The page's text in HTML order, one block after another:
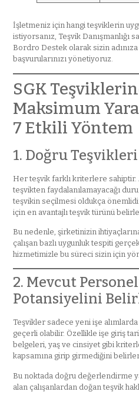
İşletmeniz için hangi teşviklerin
istiyorsanız, Teşvik Danışmanlığı
Bordro Destek olarak sizin
başvurularınızı yönetiyoruz.
SGK
Maksimum
7 Etkili Yöntem
1. Doğru
Her teşvik farklı kriterlere sahiptir.
teşvikten faydalanılamayacağı
teşvikin seçilmesi oldukça
için en avantajlı teşvik türünü
Bu nedenle, şirketinizin
çalışan bazlı uygunluk tespiti
hizmetimizle bu süreci sizin için
2. Mevcut
Potansiyelini
Teşvikler sadece yeni işe
geçerli olabilir. Özellikle işe giriş
belgeleri, yaş ve cinsiyet gibi
kapsamına girip girmediğini
Bu noktada doğru değerlendirme
alan çalışanlardan doğan teşvik